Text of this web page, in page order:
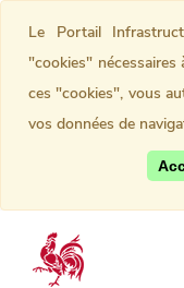
Le Portail
"cookies"
ces "cookies", vous
vos données de